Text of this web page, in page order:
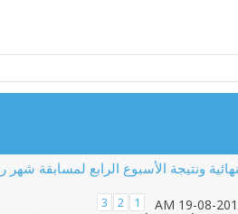
ونتيجة الأسبوع الرابع لمسابقة
1
2
3